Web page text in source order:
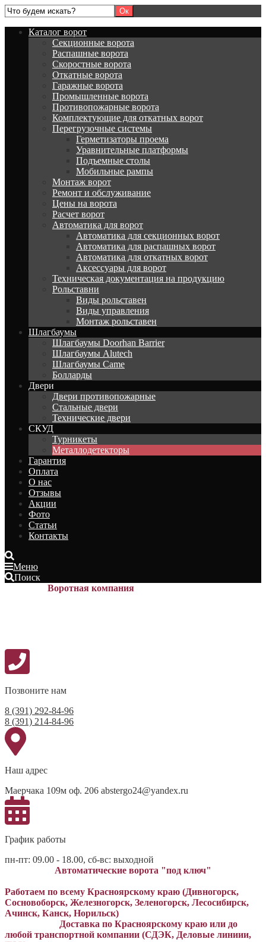
Каталог ворот
Секционные ворота
Распашные ворота
Скоростные ворота
Откатные ворота
Гаражные ворота
Промышленные ворота
Противопожарные ворота
Комплектующие для откатных ворот
Перегрузочные системы
Герметизаторы проема
Уравнительные платформы
Подъемные столы
Мобильные рампы
Монтаж ворот
Ремонт и обслуживание
Цены на ворота
Расчет ворот
Автоматика для ворот
Автоматика для секционных ворот
Автоматика для распашных ворот
Автоматика для откатных ворот
Аксессуары для ворот
Техническая документация на продукцию
Рольставни
Виды рольставен
Виды управления
Монтаж рольставен
Шлагбаумы
Шлагбаумы Doorhan Barrier
Шлагбаумы Alutech
Шлагбаумы Came
Болларды
Двери
Двери противопожарные
Стальные двери
Технические двери
СКУД
Турникеты
Металлодетекторы
Гарантия
Оплата
О нас
Отзывы
Акции
Фото
Статьи
Контакты
Меню
Поиск
Воротная компания
Позвоните нам
8 (391) 292-84-96
8 (391) 214-84-96
Наш адрес
Маерчака 109м оф. 206 abstergo24@yandex.ru
График работы
пн-пт: 09.00 - 18.00, сб-вс: выходной
Автоматические ворота "под ключ"
Работаем по всему Красноярскому краю (Дивногорск,
Сосновоборск, Железногорск, Зеленогорск, Лесосибирск,
Ачинск, Канск, Норильск)
Доставка по Красноярскому краю или до
любой транспортной компании (СДЭК, Деловые линиии,